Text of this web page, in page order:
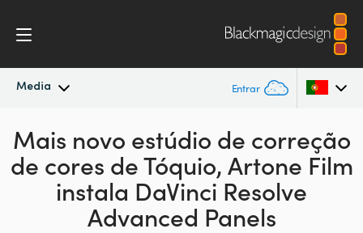
Media Entrar
Novidades
Arquivo
Imagens para Imprensa
Australia
Austria
Mais novo estúdio de correção
de cores de Tóquio,Artone Film
instala DaVinci Resolve
Advanced Panels